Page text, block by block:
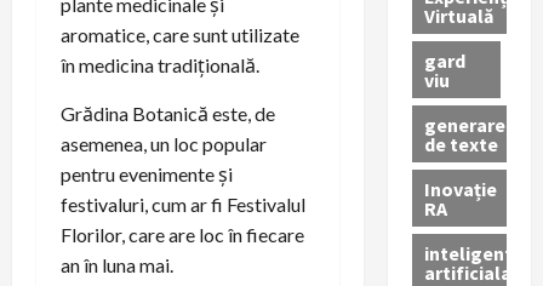
aromatice, care sunt utilizate
în medicina tradițională.
Grădina Botanică este, de
asemenea, un loc popular
pentru evenimente și
festivaluri, cum ar fi Festivalul
Florilor, care are loc în fiecare
an în luna mai.
Virtuală
gard
viu
generare
de texte
Inovație
RA
inteligenta
artificiala